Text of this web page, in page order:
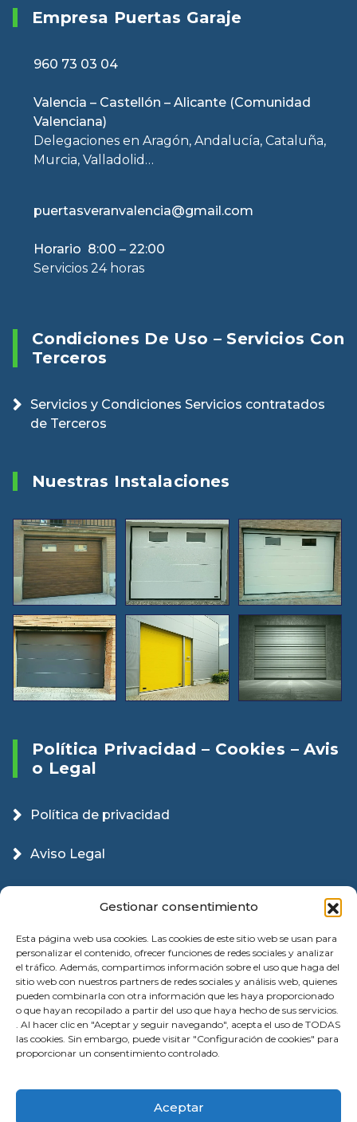
Gestionar consentimiento
Esta página web usa cookies. Las cookies de este sitio web se usan para
personalizar el contenido, ofrecer funciones de redes sociales y analizar
el tráfico. Además, compartimos información sobre el uso que haga del
sitio web con nuestros partners de redes sociales y análisis web, quienes
pueden combinarla con otra información que les haya proporcionado
o que hayan recopilado a partir del uso que haya hecho de sus servicios.
. Al hacer clic en "Aceptar y seguir navegando", acepta el uso de TODAS
las cookies. Sin embargo, puede visitar "Configuración de cookies" para
proporcionar un consentimiento controlado.
Aceptar
Empresa Puertas Garaje
960 73 03 04
Valencia – Castellón – Alicante (Comunidad
Valenciana)
Delegaciones en Aragón, Andalucía, Cataluña,
Murcia, Valladolid…
puertasveranvalencia@gmail.com
Horario 8:00 – 22:00
Servicios 24 horas
Condiciones De Uso – Servicios Con
Terceros
Servicios y Condiciones Servicios contratados
de Terceros
Nuestras Instalaciones
Política Privacidad – Cookies – Avis
O Legal
Política de privacidad
Aviso Legal
© 2026 Instalación Puertas Garaje Valencia |